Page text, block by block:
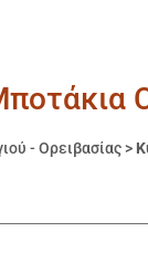
- Ορειβασίας >